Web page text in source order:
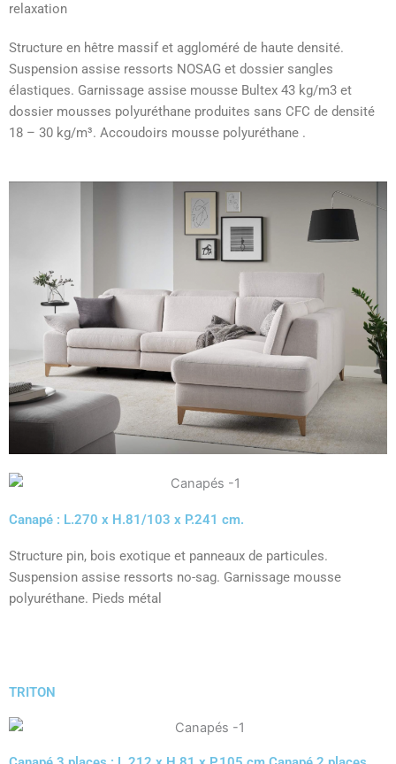
relaxation
Structure en hêtre massif et aggloméré de haute densité.
Suspension assise ressorts NOSAG et dossier sangles
élastiques. Garnissage assise mousse Bultex 43 kg/m3 et
dossier mousses polyuréthane produites sans CFC de densité
18 – 30 kg/m³. Accoudoirs mousse polyuréthane .
Canapé : L.270 x H.81/103 x P.241 cm.
Structure pin, bois exotique et panneaux de particules.
Suspension assise ressorts no-sag. Garnissage mousse
polyuréthane. Pieds métal
TRITON